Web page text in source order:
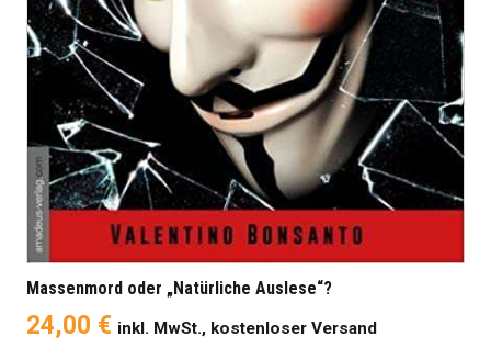
Massenmord oder „Natürliche Auslese“?
24,00 € inkl. MwSt., kostenloser Versand